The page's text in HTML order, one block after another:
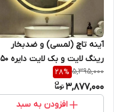
آینه تاچ (لمسی) و ضدبخار
رینگ لایت و بک لایت دایره 50
سانتیمتر ( گرد) مناسب جهت
روشویی سرویس بهداشتی و
بالای کنسول sm
5,395,000
28%
3,877,000
افزودن به سبد